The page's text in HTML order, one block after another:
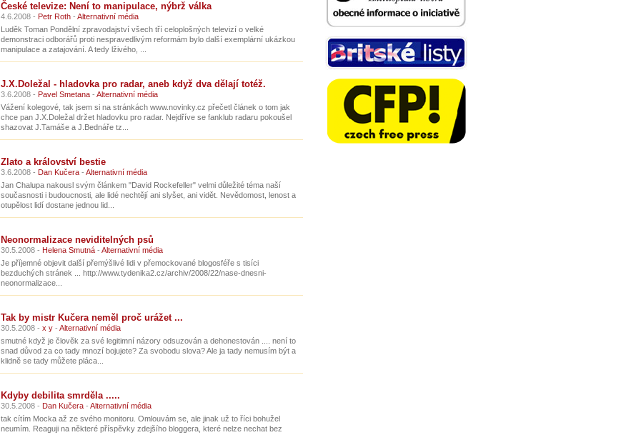
České televize: Není to manipulace, nýbrž válka
4.6.2008 - Petr Roth - Alternativní média
Luděk Toman Pondělní zpravodajství všech tří celoplošných televizí o velké
demonstraci odborářů proti nespravedlivým reformám bylo další exemplární ukázkou
manipulace a zatajování. A tedy lživého, ...
J.X.Doležal - hladovka pro radar, aneb když dva dělají totéž.
3.6.2008 - Pavel Smetana - Alternativní média
Vážení kolegové, tak jsem si na stránkách www.novinky.cz přečetl článek o tom jak
chce pan J.X.Doležal držet hladovku pro radar. Nejdříve se fanklub radaru pokoušel
shazovat J.Tamáše a J.Bednáře tz...
Zlato a království bestie
3.6.2008 - Dan Kučera - Alternativní média
Jan Chalupa nakousl svým článkem "David Rockefeller" velmi důležité téma naší
současnosti i budoucnosti, ale lidé nechtějí ani slyšet, ani vidět. Nevědomost, lenost a
otupělost lidí dostane jednou lid...
Neonormalizace neviditelných psů
30.5.2008 - Helena Smutná - Alternativní média
Je příjemné objevit další přemýšlivé lidi v přemockované blogosféře s tisíci
bezduchých stránek ... http://www.tydenika2.cz/archiv/2008/22/nase-dnesni-
neonormalizace...
Tak by mistr Kučera neměl proč urážet ...
30.5.2008 - x y - Alternativní média
smutné když je člověk za své legitimní názory odsuzován a dehonestován .... není to
snad důvod za co tady mnozí bojujete? Za svobodu slova? Ale ja tady nemusím být a
klidně se tady můžete pláca...
Kdyby debilita smrděla .....
30.5.2008 - Dan Kučera - Alternativní média
tak cítím Mocka až ze svého monitoru. Omlouvám se, ale jinak už to říci bohužel
neumím. Reaguji na některé příspěvky zdejšího bloggera, které nelze nechat bez